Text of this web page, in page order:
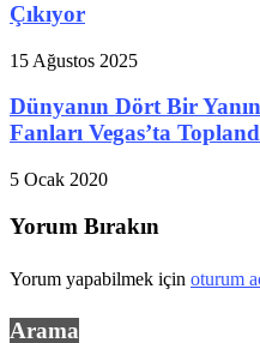
Çıkıyor
15 Ağustos 2025
Dünyanın Dört Bir
Fanları Vegas’ta
5 Ocak 2020
Yorum Bırakın
Yorum yapabilmek için oturum
Arama